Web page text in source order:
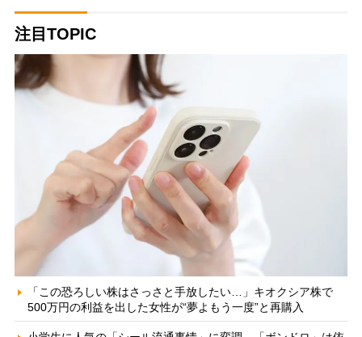
注目TOPIC
「この恐ろしい株はさっさと手放したい…」キオクシア株で
500万円の利益を出した女性が“夢よもう一度”と再購入